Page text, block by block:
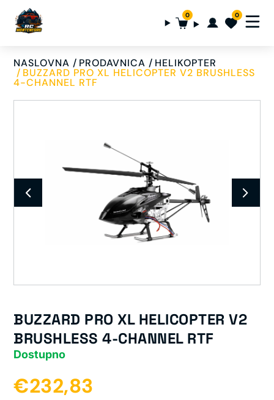
0 0
NASLOVNA PRODAVNICA HELIKOPTER
BUZZARD PRO XL HELICOPTER V2 BRUSHLESS
4-CHANNEL RTF
BUZZARD PRO XL HELICOPTER V2
BRUSHLESS 4-CHANNEL RTF
Dostupno
€232,83